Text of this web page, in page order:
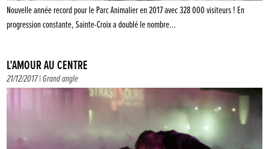
Nouvelle année record pour le Parc Animalier en 2017 avec 328 000 visiteurs ! En
progression constante, Sainte-Croix a doublé le nombre…
L’AMOUR AU CENTRE
21/12/2017 |Grand angle